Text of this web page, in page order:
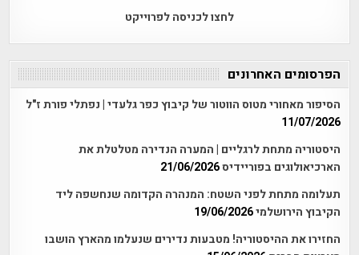
לחצו לכניסה לפרוייקט
הפרסומים האחרונים
הסיפור מאחורי מטוס הווטור של קיבוץ כפר גלעדי | נפתלי פורת ז"ל
11/07/2026
היסטוריה מתחת לרגליים | המערה הנדירה מטלטלת את
הארכיאולוגים בפוריידיס21/06/2026
תעלומה מתחת לפני השטח: המנהרה הקדומה שנחשפה ליד
הקיבוץ הירושלמי19/06/2026
החזירו את ההיסטוריה! מטבעות נדירים שנעלמו מהארץ הושבו